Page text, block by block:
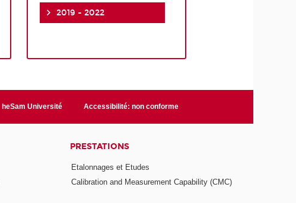
2019 - 2022
heSam Université Accessibilité: non conforme
PRESTATIONS
Etalonnages et Etudes
Calibration and Measurement Capability (CMC)